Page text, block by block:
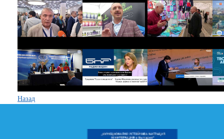
Назад